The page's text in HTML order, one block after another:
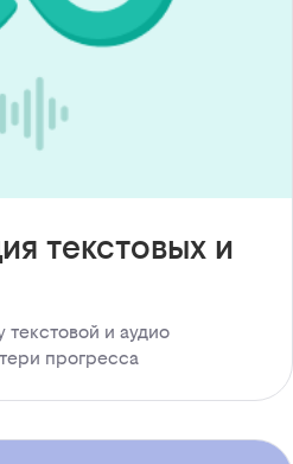
текстовых и
и аудио
прогресса